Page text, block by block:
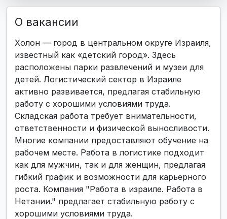
О вакансии
Холон — город в центральном округе Израиля,
известный как «детский город». Здесь
расположены парки развлечений и музеи для
детей. Логистический сектор в Израиле
активно развивается, предлагая стабильную
работу с хорошими условиями труда.
Складская работа требует внимательности,
ответственности и физической выносливости.
Многие компании предоставляют обучение на
рабочем месте. Работа в логистике подходит
как для мужчин, так и для женщин, предлагая
гибкий график и возможности для карьерного
роста. Компания "Работа в израиле. Работа в
Нетании." предлагает стабильную работу с
хорошими условиями труда.